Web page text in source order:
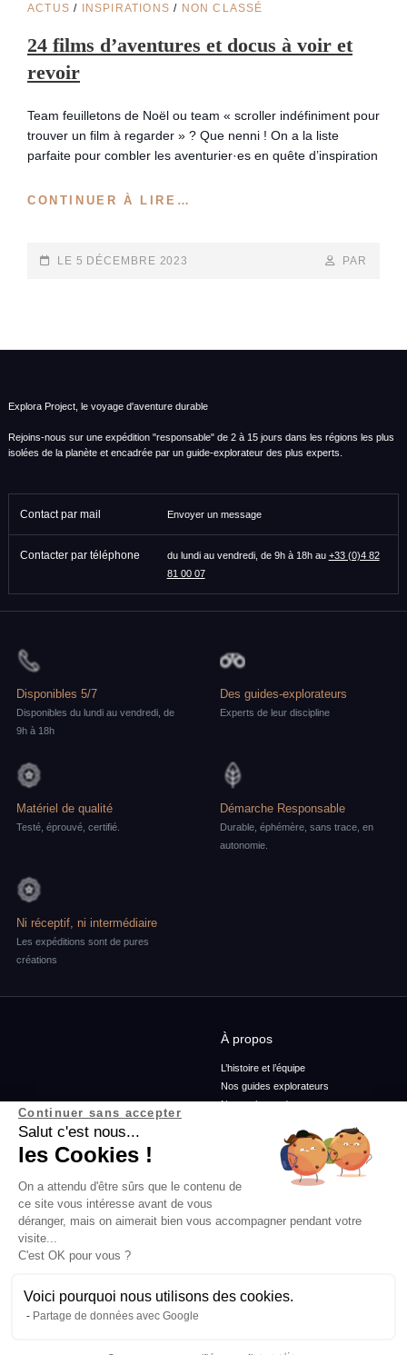
CAT
ACTUS / INSPIRATIONS / NON CLASSÉ
24 films d’aventures et docus à voir et
revoir
Team feuilletons de Noël ou team « scroller indéfiniment pour
trouver un film à regarder » ? Que nenni ! On a la liste
parfaite pour combler les aventurier·es en quête d’inspiration
CONTINUER À LIRE…
POSTED-
LE 5 DÉCEMBRE 2023
BY
BYLINE
PAR
Explora Project, le voyage d'aventure durable
Rejoins-nous sur une expédition "responsable" de 2 à 15 jours dans les régions les plus
isolées de la planète et encadrée par un guide-explorateur des plus experts.
Contact par mail Envoyer un message
Contacter par téléphone du lundi au vendredi, de 9h à 18h au +33 (0)4 82
81 00 07
Disponibles 5/7
Disponibles du lundi au vendredi, de
9h à 18h
Des guides-explorateurs
Experts de leur discipline
Matériel de qualité
Testé, éprouvé, certifié.
Démarche Responsable
Durable, éphémère, sans trace, en
autonomie.
Ni réceptif, ni intermédiaire
Les expéditions sont de pures
créations
À propos
L’histoire et l’équipe
Nos guides explorateurs
Nos ambassadeurs
Conditions générales de vente
Conditions générales d'utilisation
Services
Rejoins-nous
Agence
Actus
Continuer sans accepter
Salut c'est nous...
les Cookies !
On a attendu d'être sûrs que le contenu de
ce site vous intéresse avant de vous
déranger, mais on aimerait bien vous accompagner pendant votre
visite...
C'est OK pour vous ?
Voici pourquoi nous utilisons des cookies.
Partage de données avec Google